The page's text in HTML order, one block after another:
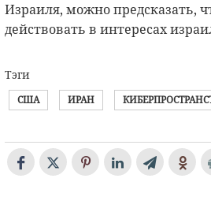
Израиля, можно предсказать,
действовать в интересах
Тэги
США ИРАН